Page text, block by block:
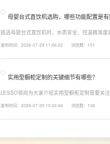
母婴台式直饮机选购，哪些功能配置是有
挑选母婴台式直饮机时，水质安全、控温精准
同，机型需搭载多档精准控温功能，45℃低温
发布时间：2026-07-29 11:06:22 浏览数：151
实用型橱柜定制的关键细节有哪些？
LESSO领尚为大家介绍实用型橱柜定制需要关
柜、地柜、高柜等收纳空间，并配置抽屉分区、
发布时间：2026-07-29 10:42:46 浏览数：136